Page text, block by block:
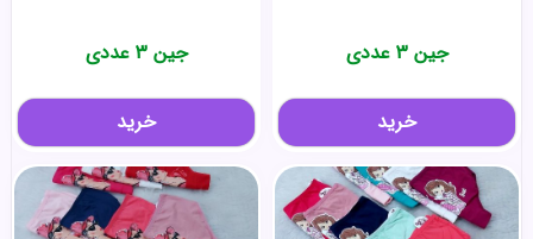
جین 3 عددی
خرید
جین 3 عددی
خرید